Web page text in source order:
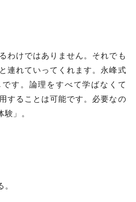
わけではありません。それでも
連れていってくれます。永峰式
す。論理をすべて学ばなくて
することは可能です。必要なの
」。